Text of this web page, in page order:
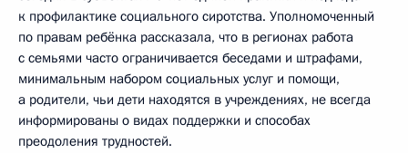
к профилактике социального сиротства. Уполномоченный
по правам ребёнка рассказала, что в регионах работа
с семьями часто ограничивается беседами и штрафами,
минимальным набором социальных услуг и помощи,
а родители, чьи дети находятся в учреждениях, не всегда
информированы о видах поддержки и способах
преодоления трудностей.